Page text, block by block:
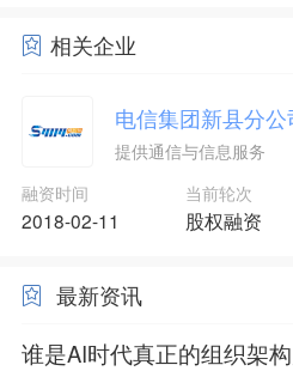
相关企业
电信集团新县分公
提供通信与信息服务
融资时间
2018-02-11
当前轮次
股权融资
最新资讯
谁是AI时代真正的组织架